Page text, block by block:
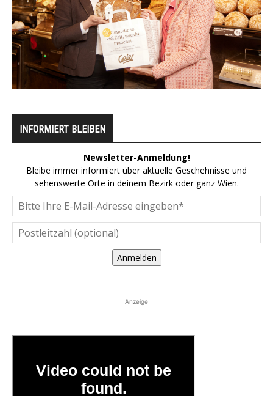
INFORMIERT BLEIBEN
Newsletter-Anmeldung!
Bleibe immer informiert über aktuelle Geschehnisse und
sehenswerte Orte in deinem Bezirk oder ganz Wien.
Anmelden
Anzeige